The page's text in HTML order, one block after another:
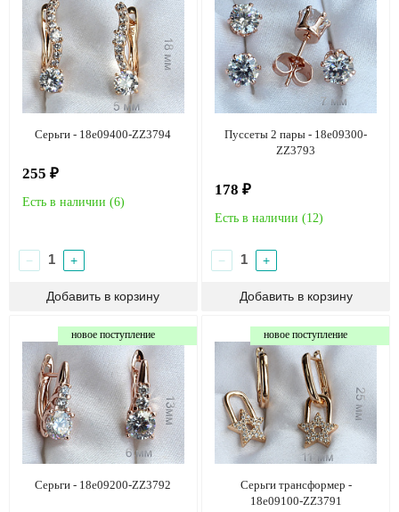
Серьги - 18e09400-ZZ3794
255 ₽
Есть в наличии (6)
− +
Пуссеты 2 пары - 18e09300-
ZZ3793
178 ₽
Есть в наличии (12)
− +
новое поступление
Серьги - 18e09200-ZZ3792
новое поступление
Серьги трансформер -
18e09100-ZZ3791